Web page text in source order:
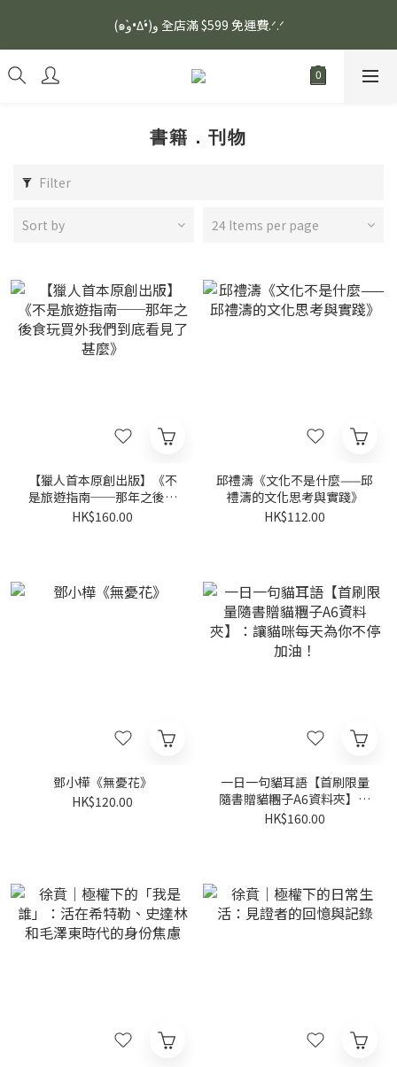
安眠熟睡、穩定血壓、瞓醒精神更集中🌿ASONE GABA TEA 如一
舒眠茶（15入）｜優質養生高山茶
(๑و•̀Δ•́)و 全店滿 $599 免運費.ᐟ.ᐟ
安眠熟睡、穩定血壓、瞓醒精神更集中🌿ASONE GABA TEA 如一
舒眠茶（15入）｜優質養生高山茶
書籍．刊物
Filter
Sort by 24 Items per page
【獵人首本原創出版】《不
是旅遊指南──那年之後食
玩買外我們到底看見了甚
HK$160.00
邱禮濤《文化不是什麼——邱
禮濤的文化思考與實踐》
HK$112.00
鄧小樺《無憂花》
HK$120.00
一日一句貓耳語【首刷限量
隨書贈貓糰子A6資料夾】：
讓貓咪每天為你不停加油！
HK$160.00